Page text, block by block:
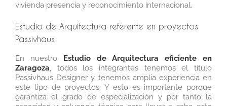
vivienda presencia y reconocimiento internacional.
Estudio de Arquitectura referente en proyectos
Passivhaus
En nuestro Estudio de Arquitectura eficiente en
Zaragoza, todos los integrantes tenemos el título
Passivhaus Designer y tenemos amplia experiencia en
este tipo de proyectos. Y esto es importante porque
garantiza el grado de especialización y por tanto la